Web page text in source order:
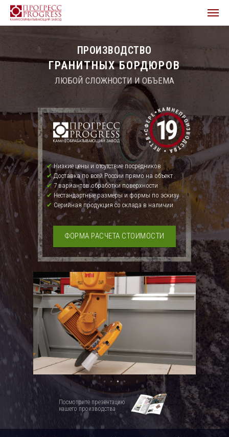
ЛЮБОЙ СЛОЖНОСТИ И ОБЪЕМА
ФОРМА РАСЧЕТА СТОИМОСТИ
✔Низкие цены и отсутствие посредников
✔Доставка по всей России прямо на объект
✔7 вариантов обработки поверхности
✔ Нестандартные размеры и формы по эскизу
✔ Серийная продукция со склада в наличии
Посмотрите презентацию
нашего производства
ПРОИЗВОДСТВО
ГРАНИТНЫХ БОРДЮРОВ